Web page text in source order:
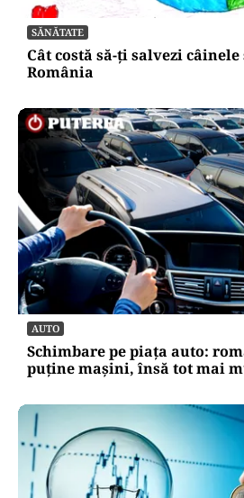
SĂNĂTATE
Cât costă să-ți salvezi
România
AUTO
Schimbare pe piața auto:
puține mașini, însă tot mai